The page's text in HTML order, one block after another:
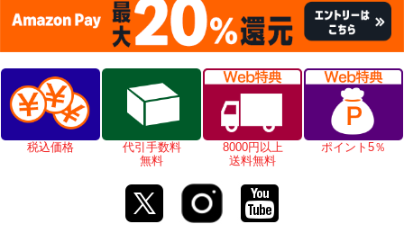
税込価格
代引手数料
無料
8000円以上
送料無料
ポイント5％